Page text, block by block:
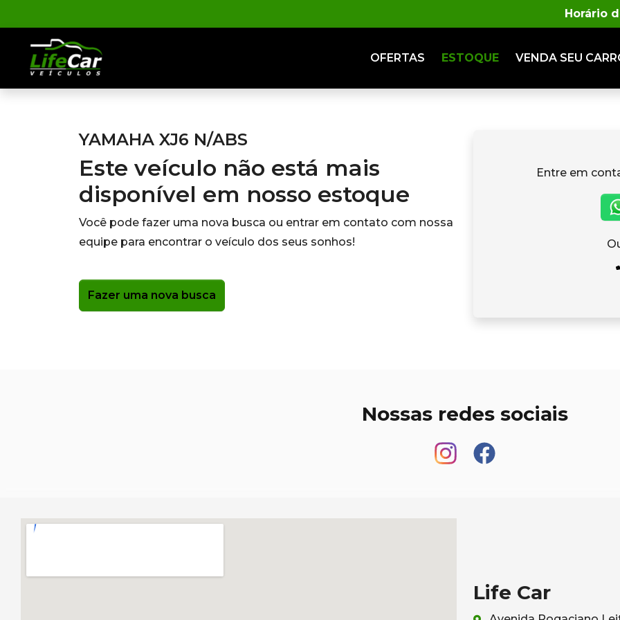
Horário
OFERTAS ESTOQUE VENDA SEU
YAMAHA XJ6 N/ABS
Este veículo não está mais
disponível em nosso estoque
Você pode fazer uma nova busca ou entrar em contato com nossa
equipe para encontrar o veículo dos seus sonhos!
Fazer uma nova busca
Entre em
Nossas redes sociais
Life Car